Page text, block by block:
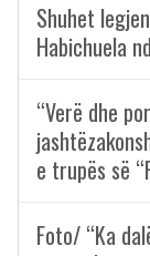
Shuhet
Habichuela
“Verë dhe
e trupës së
Foto/ “Ka